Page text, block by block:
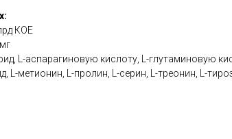
КОЕ
L-аспарагиновую кислоту, L-глутаминовую
L-метионин, L-пролин, L-серин, L-треонин, L-